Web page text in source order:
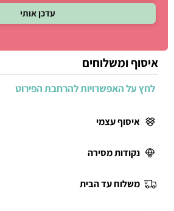
איסוף ומשלוחים
לחץ על האפשרויות להרחבת הפירוט
איסוף עצמי
נקודות מסירה
משלוח עד הבית